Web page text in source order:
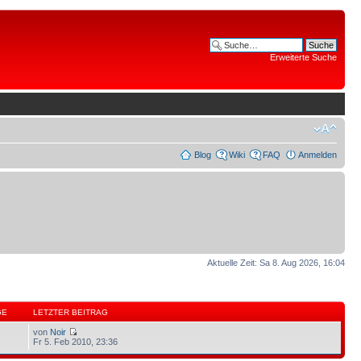
Erweiterte Suche
Blog Wiki FAQ Anmelden
Aktuelle Zeit: Sa 8. Aug 2026, 16:04
LETZTER BEITRAG
von Noir
Fr 5. Feb 2010, 23:36